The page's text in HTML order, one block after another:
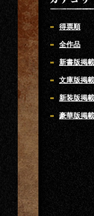
得票順
全作品
新書版掲
文庫版掲
新装版掲
豪華版掲